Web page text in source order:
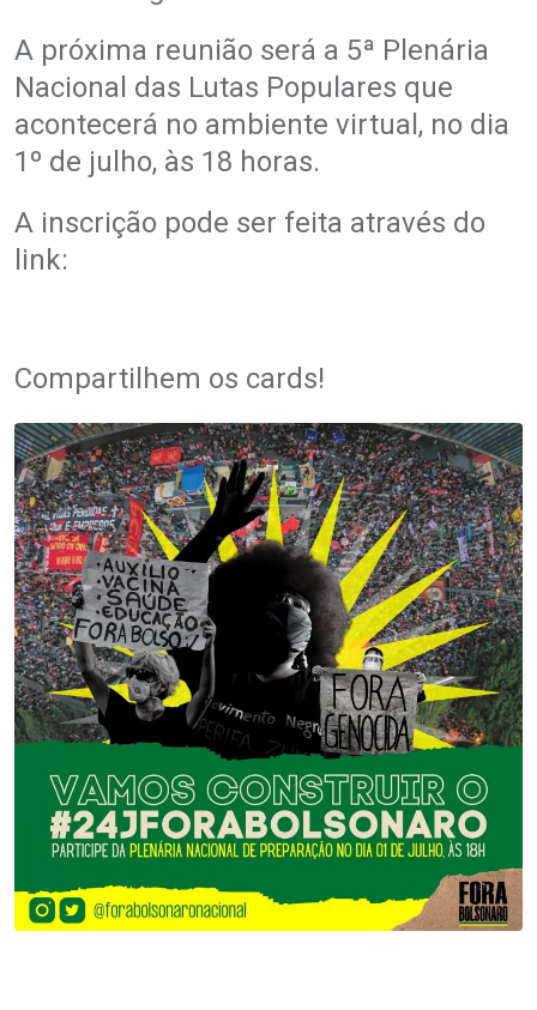
A próxima reunião será a 5ª Plenária
Nacional das Lutas Populares que
acontecerá no ambiente virtual, no dia
1º de julho, às 18 horas.
A inscrição pode ser feita através do
link:
Compartilhem os cards!